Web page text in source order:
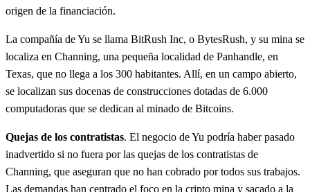
origen de la financiación.
La compañía de Yu se llama BitRush Inc, o BytesRush, y su mina se
localiza en Channing, una pequeña localidad de Panhandle, en
Texas, que no llega a los 300 habitantes. Allí, en un campo abierto,
se localizan sus docenas de construcciones dotadas de 6.000
computadoras que se dedican al minado de Bitcoins.
Quejas de los contratistas. El negocio de Yu podría haber pasado
inadvertido si no fuera por las quejas de los contratistas de
Channing, que aseguran que no han cobrado por todos sus trabajos.
Las demandas han centrado el foco en la cripto mina y sacado a la